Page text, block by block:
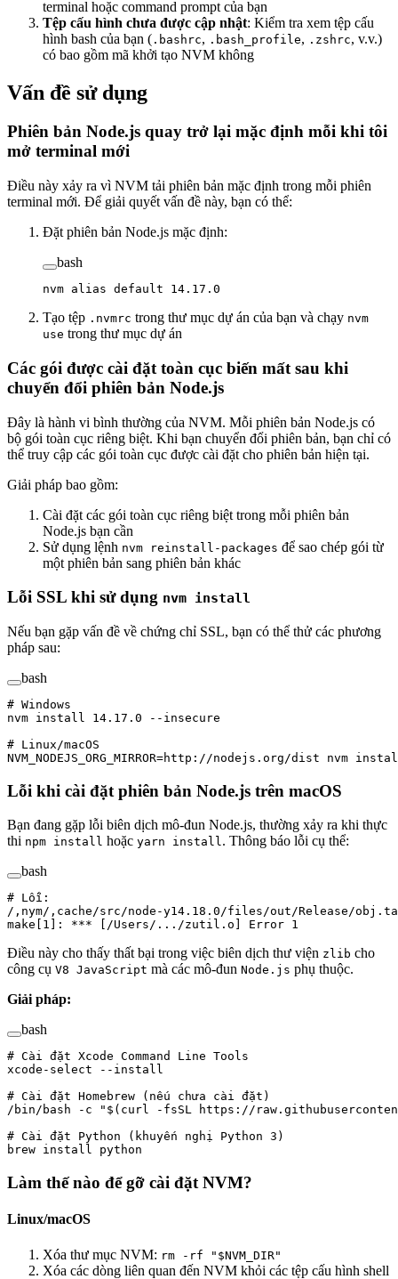
terminal hoặc command prompt của bạn
Tệp cấu hình chưa được cập nhật: Kiểm tra xem tệp cấu
hình bash của bạn ( .bashrc, .bash_profile, .zshrc, v.v.)
có bao gồm mã khởi tạo NVM không
Vấn đề sử dụng
Phiên bản Node.js quay trở lại mặc định mỗi khi tôi
mở terminal mới
Điều này xảy ra vì NVM tải phiên bản mặc định trong mỗi phiên
terminal mới. Để giải quyết vấn đề này, bạn có thể:
Đặt phiên bản Node.js mặc định:
bash
nvm alias default 14.17.0
Tạo tệp .nvmrc trong thư mục dự án của bạn và chạy nvm
use trong thư mục dự án
Các gói được cài đặt toàn cục biến mất sau khi
chuyển đổi phiên bản Node.js
Đây là hành vi bình thường của NVM. Mỗi phiên bản Node.js có
bộ gói toàn cục riêng biệt. Khi bạn chuyển đổi phiên bản, bạn chỉ có
thể truy cập các gói toàn cục được cài đặt cho phiên bản hiện tại.
Giải pháp bao gồm:
Cài đặt các gói toàn cục riêng biệt trong mỗi phiên bản
Node.js bạn cần
Sử dụng lệnh nvm reinstall-packages để sao chép gói từ
một phiên bản sang phiên bản khác
Lỗi SSL khi sử dụng nvm install
Nếu bạn gặp vấn đề về chứng chỉ SSL, bạn có thể thử các phương
pháp sau:
bash
# Windows
nvm install 14.17.0 --insecure
# Linux/macOS
NVM_NODEJS_ORG_MIRROR=http://nodejs.org/dist nvm
Lỗi khi cài đặt phiên bản Node.js trên macOS
Bạn đang gặp lỗi biên dịch mô-đun Node.js, thường xảy ra khi thực
thi npm install hoặc yarn install. Thông báo lỗi cụ thể:
bash
# Lỗi:
/,nym/,cache/src/node-y14.18.0/files/out/Release/
make[1]:
*** [/Users/.../zutil.o] Error 1
Điều này cho thấy thất bại trong việc biên dịch thư viện zlib cho
công cụ V8 JavaScript mà các mô-đun Node.js phụ thuộc.
Giải pháp:
bash
# Cài đặt Xcode Command Line Tools
xcode-select --install
# Cài đặt Homebrew (nếu chưa cài đặt)
/bin/bash -c "$( curl -fsSL https://
# Cài đặt Python (khuyến nghị Python 3)
brew install python
Làm thế nào để gỡ cài đặt NVM?
Linux/macOS
Xóa thư mục NVM: rm -rf "$NVM_DIR"
Xóa các dòng liên quan đến NVM khỏi các tệp cấu hình shell